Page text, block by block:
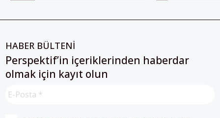
HABER BÜLTENİ
Perspektif’in içeriklerinden haberdar
olmak için kayıt olun